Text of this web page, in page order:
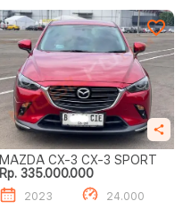
MAZDA CX-3 CX-3 SPORT
Rp. 335.000.000
2023 24.000